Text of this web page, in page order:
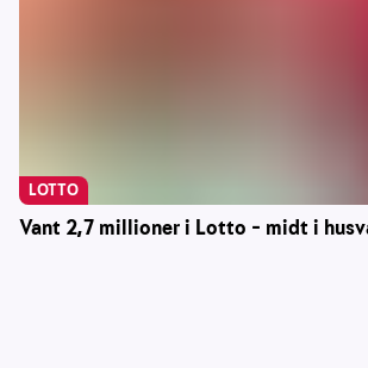
Vant 2,7 millioner i Lotto – midt i
LOTTO